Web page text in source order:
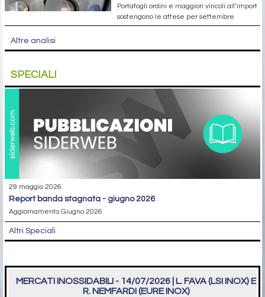
Portafogli ordini e maggiori vincoli all’import
sostengono le attese per settembre
Altre analisi
SPECIALI
29 maggio 2026
report banda stagnata - giugno 2026
Aggiornamento Giugno 2026
Altri Speciali
MERCATI INOSSIDABILI - 14/07/2026 | L. FAVA (LSI INOX) E
R. NEMFARDI (EURE INOX)